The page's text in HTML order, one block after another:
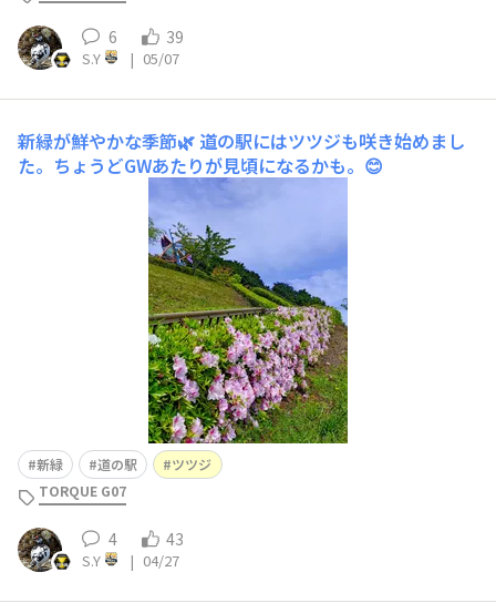
6 39
S.Y | 05/07
新緑が鮮やかな季節🌿 道の駅にはツツジも咲き始めまし
た。ちょうどGWあたりが見頃になるかも。😊
新緑 道の駅
ツツジ
TORQUE G07
4 43
S.Y | 04/27